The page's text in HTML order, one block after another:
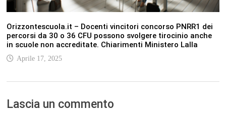
Orizzontescuola.it – Docenti vincitori concorso PNRR1 dei
percorsi da 30 o 36 CFU possono svolgere tirocinio anche
in scuole non accreditate. Chiarimenti Ministero Lalla
Aprile 17, 2025
Lascia un commento